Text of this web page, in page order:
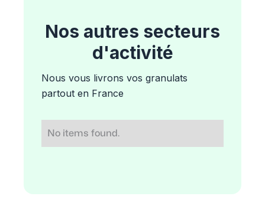
Nos autres secteurs
d'activité
Nous vous livrons vos granulats
partout en France
No items found.